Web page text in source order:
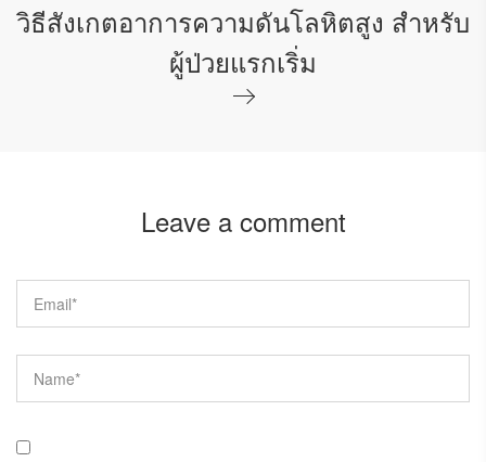
วิธีสังเกตอาการความดันโลหิตสูง สำหรับ
ผู้ป่วยแรกเริ่ม
Leave a comment